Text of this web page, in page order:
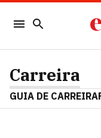
Carreira
GUIA DE CARREIRA